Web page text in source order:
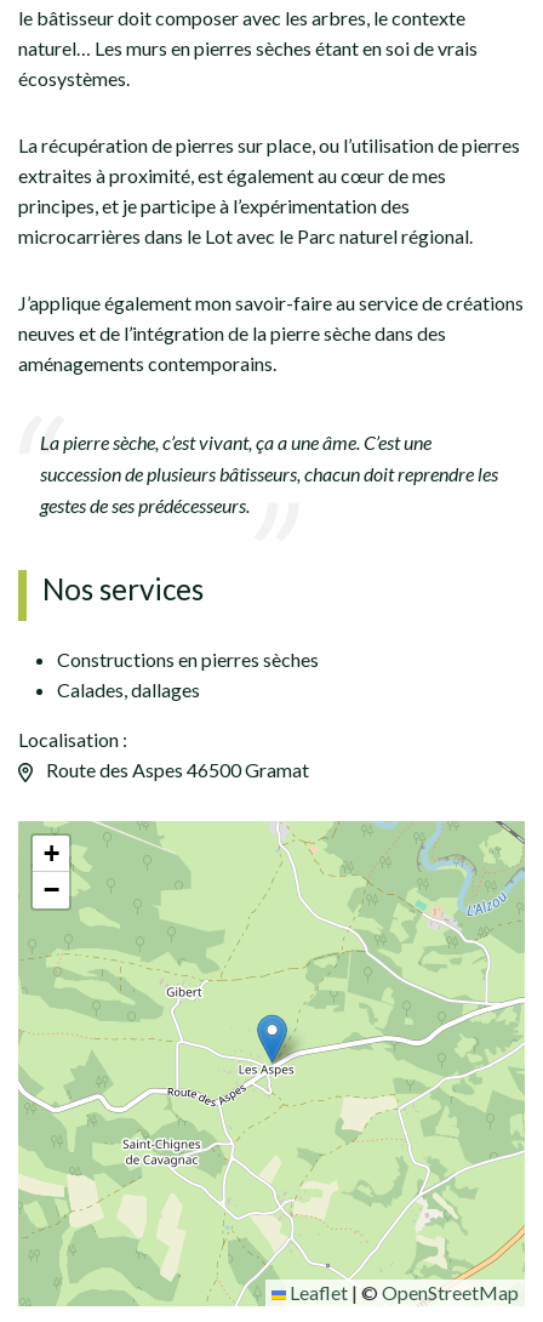
le bâtisseur doit composer avec les arbres, le contexte
naturel… Les murs en pierres sèches étant en soi de vrais
écosystèmes.
La récupération de pierres sur place, ou l’utilisation de pierres
extraites à proximité, est également au cœur de mes
principes, et je participe à l’expérimentation des
microcarrières dans le Lot avec le Parc naturel régional.
J’applique également mon savoir-faire au service de créations
neuves et de l’intégration de la pierre sèche dans des
aménagements contemporains.
La pierre sèche, c’est vivant, ça a une âme. C’est une
succession de plusieurs bâtisseurs, chacun doit reprendre les
gestes de ses prédécesseurs.
Nos services
Constructions en pierres sèches
Calades, dallages
Localisation :
Route des Aspes 46500 Gramat
+
−
Leaflet | ©OpenStreetMap